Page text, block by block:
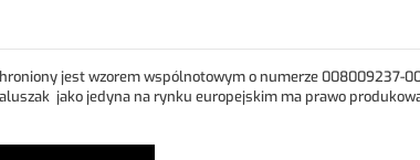
jest wzorem wspólnotowym o numerze 008009237-
jako jedyna na rynku europejskim ma prawo